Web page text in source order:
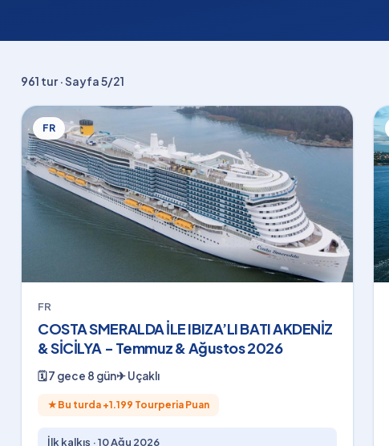
961 tur · Sayfa 5/21
FR
FR
COSTA SMERALDA İLE IBIZA’LI BATI AKDENİZ
& SİCİLYA - Temmuz & Ağustos 2026
🗓7 gece 8 gün✈Uçaklı
★ Bu turda +1.199 Tourperia Puan
İlk kalkış ·10 Ağu 2026